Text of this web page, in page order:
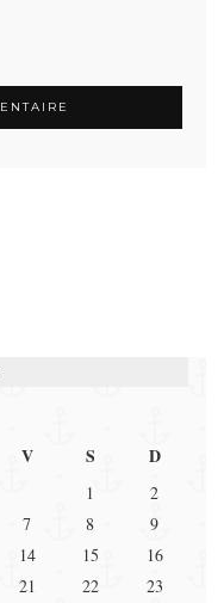
V S D
1
2
7 8
9
14 15
16
21 22
23